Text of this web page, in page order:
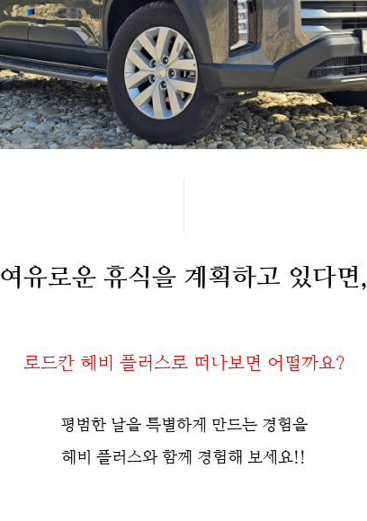
여유로운 휴식을 계획하고 있다면,
로드칸 헤비 플러스로 떠나보면 어떨까요?
평범한 날을 특별하게 만드는 경험을
헤비 플러스와 함께 경험해 보세요!!